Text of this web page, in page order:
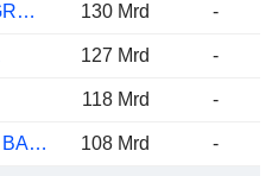
MIZUHO FINANCIAL GROUP, INC. 130 Mrd -
127 Mrd -
118 Mrd -
CANADIAN IMPERIAL BANK OF COMMERCE 108 Mrd -